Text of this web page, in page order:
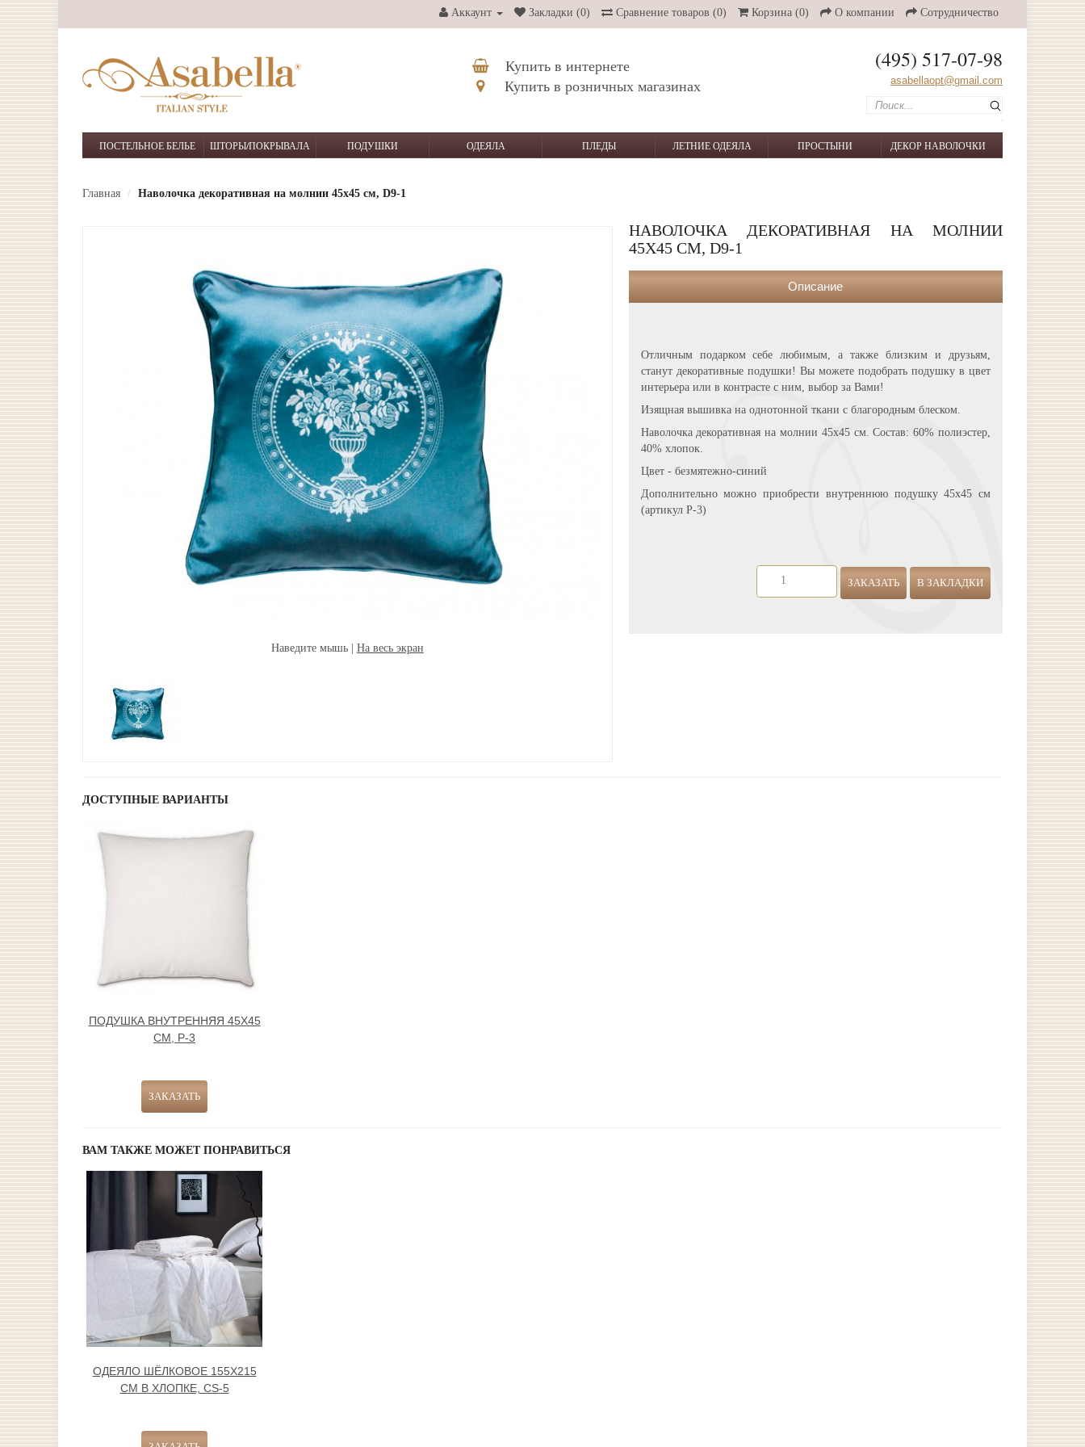
Аккаунт Закладки (0) Сравнение товаров (0) Корзина (0) О компании Сотрудничество
Купить в интернете
Купить в розничных магазинах
(495) 517-07-98
asabellaopt@gmail.com
ПОСТЕЛЬНОЕ БЕЛЬЕ ШТОРЫ/ПОКРЫВАЛА ПОДУШКИ ОДЕЯЛА ПЛЕДЫ ЛЕТНИЕ ОДЕЯЛА ПРОСТЫНИ ДЕКОР НАВОЛОЧКИ
Главная Наволочка декоративная на молнии 45х45 см, D9-1
Наведите мышь | На весь экран
НАВОЛОЧКА ДЕКОРАТИВНАЯ НА МОЛНИИ
45Х45 СМ, D9-1
Описание
Отличным подарком себе любимым, а также близким и друзьям,
станут декоративные подушки! Вы можете подобрать подушку в цвет
интерьера или в контрасте с ним, выбор за Вами!
Изящная вышивка на однотонной ткани с благородным блеском.
Наволочка декоративная на молнии 45х45 см. Состав: 60% полиэстер,
40% хлопок.
Цвет - безмятежно-синий
Дополнительно можно приобрести внутреннюю подушку 45х45 см
(артикул Р-3)
ЗАКАЗАТЬ В ЗАКЛАДКИ
ДОСТУПНЫЕ ВАРИАНТЫ
ПОДУШКА ВНУТРЕННЯЯ 45Х45
СМ, Р-3
ВАМ ТАКЖЕ МОЖЕТ ПОНРАВИТЬСЯ
ОДЕЯЛО ШЁЛКОВОЕ 155Х215
СМ В ХЛОПКЕ, CS-5